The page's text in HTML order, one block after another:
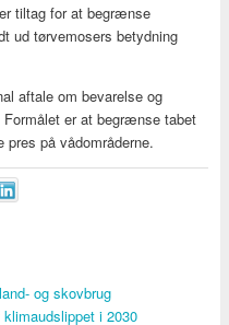
tiltag for at begrænse
ud tørvemosers betydning
aftale om bevarelse og
er at begrænse tabet
pres på vådområderne.
og skovbrug
i 2030